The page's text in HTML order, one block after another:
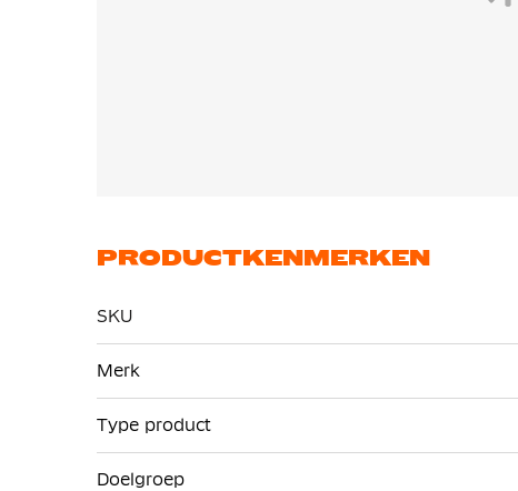
PRODUCTKENMERKEN
SKU
informatie
Merk
Type product
Doelgroep